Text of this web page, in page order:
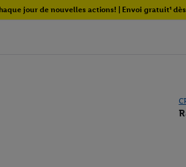
jour de nouvelles actions! | Envoi gratuit¹